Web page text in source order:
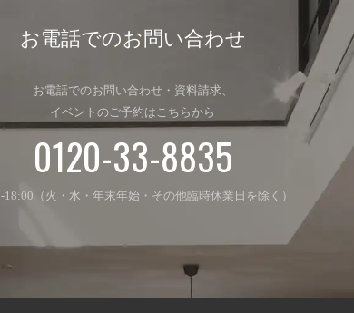
お電話でのお問い合わせ
お電話でのお問い合わせ・資料請求、
イベントのご予約はこちらから
0120-33-8835
18:00（火・水・年末年始・その他臨時休業日を除く）